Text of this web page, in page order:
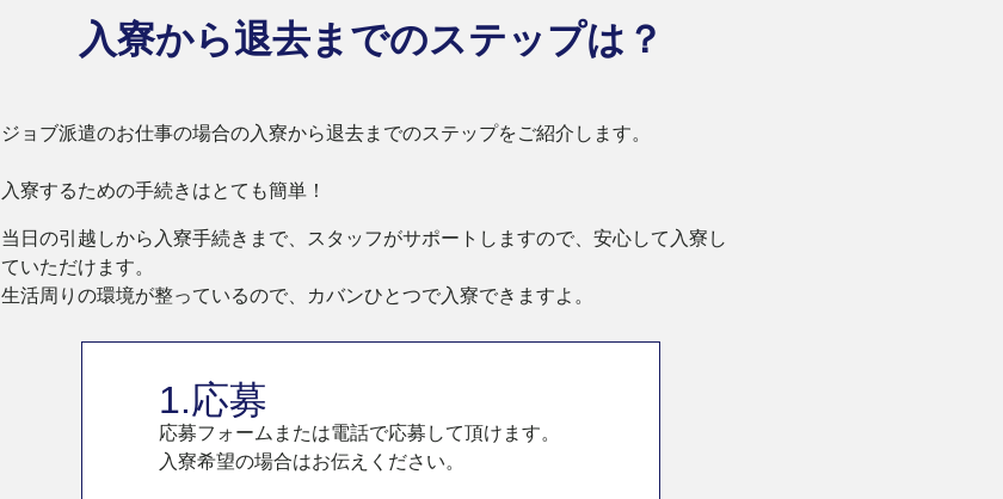
入寮から退去までのステップは？
ジョブ派遣のお仕事の場合の入寮から退去までのステップをご紹介します。
入寮するための手続きはとても簡単！
当日の引越しから入寮手続きまで、スタッフがサポートしますので、安心して入寮し
ていただけます。
生活周りの環境が整っているので、カバンひとつで入寮できますよ。
1.応募
応募フォームまたは電話で応募して頂けます。
入寮希望の場合はお伝えください。